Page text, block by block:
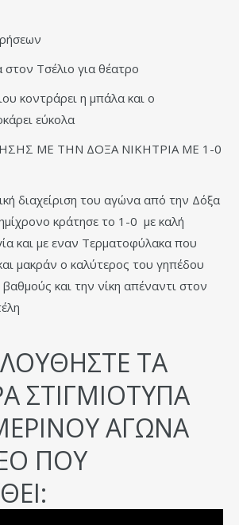
Τσέλιο για θέατρο
κοντράρει η μπάλα και ο
εύκολα
ΜΕ ΤΗΝ ΔΟΞΑ ΝΙΚΗΤΡΙΑ ΜΕ 1-0
διαχείριση του αγώνα από την Δόξα
κράτησε το 1-0 με καλή
και με εναν Τερματοφύλακα που
μακράν ο καλύτερος του γηπέδου
και την νίκη απέναντι στον
ΤΑ
ΣΤΙΓΜΙΟΤΥΠΑ
ΑΓΩΝΑ
ΠΟΥ